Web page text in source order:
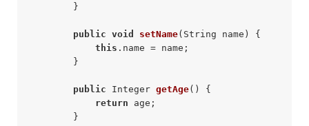
        }
public void setName(String name)
{
this .name = name;
        }
public Integer getAge()
{
return age;
        }